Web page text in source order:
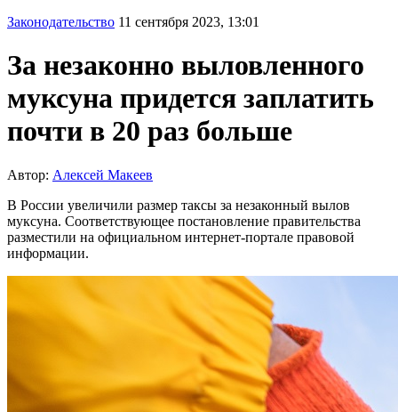
Законодательство 11 сентября 2023, 13:01
За незаконно выловленного
муксуна придется заплатить
почти в 20 раз больше
Автор: Алексей Макеев
В России увеличили размер таксы за незаконный вылов
муксуна. Соответствующее постановление правительства
разместили на официальном интернет-портале правовой
информации.